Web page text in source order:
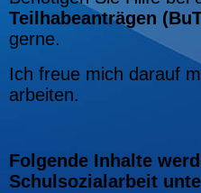
Teilhabeanträgen
gerne.
Ich freue mich darauf
arbeiten.
Folgende Inhalte
Schulsozialarbeit